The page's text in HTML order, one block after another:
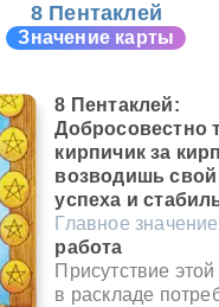
8 Пентаклей
Значение карты
8 Пентаклей:
Добросовестно
кирпичик за
возводишь
успеха и
Главное
работа
Присутствие
в раскладе